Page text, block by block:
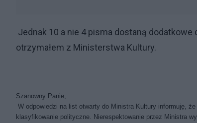
Jednak 10 a nie 4 pisma dostaną
otrzymałem z Ministerstwa Kultury.
Szanowny Panie,
W odpowiedzi na list otwarty do Ministra Kultury informuję,
klasyfikowanie polityczne. Nierespektowanie przez Ministra